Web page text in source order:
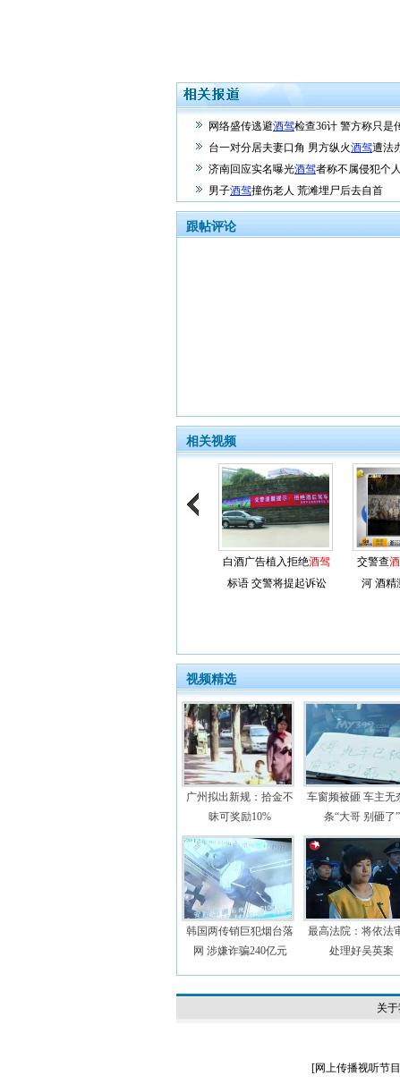
网络盛传逃避酒驾检查36计 警方称只是
台一对分居夫妻口角 男方纵火酒驾遭法
济南回应实名曝光酒驾者称不属侵犯个
男子酒驾撞伤老人 荒滩埋尸后去自首
跟帖评论
相关视频
白酒广告植入拒绝酒驾
标语 交警将提起诉讼
交警查
河 酒精
视频精选
广州拟出新规：拾金不
昧可奖励10%
车窗频被砸 车主无
条“大哥 别砸了”
韩国两传销巨犯烟台落
网 涉嫌诈骗240亿元
最高法院：将依法
处理好吴英案
关
[网上传播视听节